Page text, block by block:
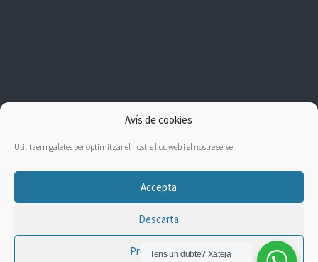
Avís de cookies
Utilitzem galetes per optimitzar el nostre lloc web i el nostre servei.
Accepta
Descarta
Preferències
Tens un dubte? Xateja